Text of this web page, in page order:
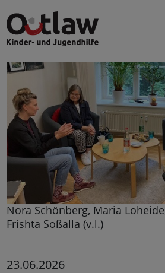
Nora Schönberg, Maria
Frishta Soßalla (v.l.)
23.06.2026